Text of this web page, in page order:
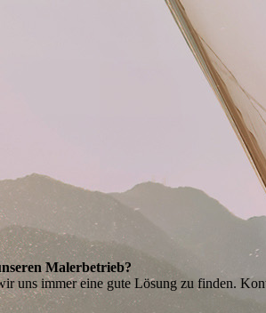
Malerbetrieb?
uns immer eine gute Lösung zu finden.